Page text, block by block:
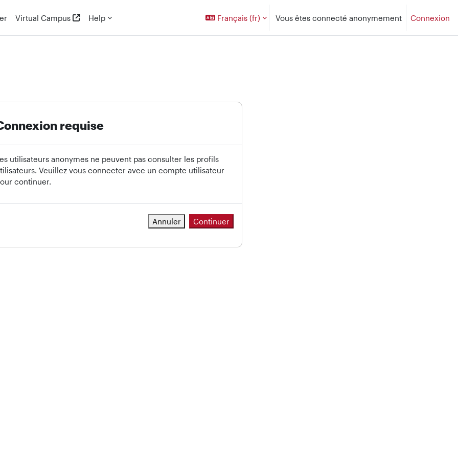
Virtual Campus Help Français ‎(fr)‎ Vous êtes connecté anonymement Connexion
requise
utilisateurs anonymes ne peuvent pas consulter les profils
Veuillez vous connecter avec un compte utilisateur
continuer.
Annuler Continuer